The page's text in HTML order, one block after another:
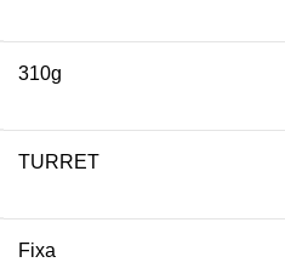
310g
TURRET
Fixa